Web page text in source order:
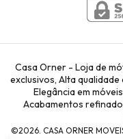
Casa Orner - Loja de
exclusivos, Alta
Elegância em
Acabamentos
©2026. CASA ORNER